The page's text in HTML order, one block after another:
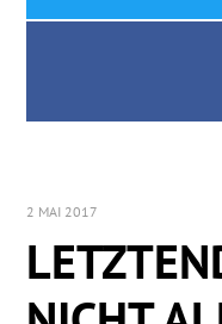
2 MAI 2017